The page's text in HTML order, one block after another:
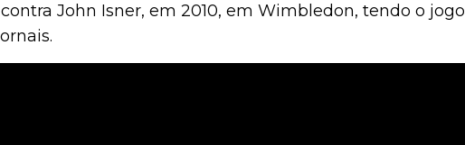
John Isner, em 2010, em Wimbledon, tendo o jogo